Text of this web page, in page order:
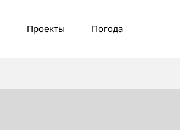
Проекты Погода